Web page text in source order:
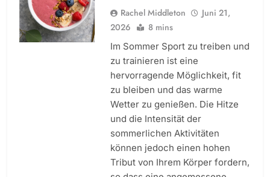
Rachel Middleton
Juni 21,
2026
8 mins
Im Sommer Sport zu treiben und
zu trainieren ist eine
hervorragende Möglichkeit, fit
zu bleiben und das warme
Wetter zu genießen. Die Hitze
und die Intensität der
sommerlichen Aktivitäten
können jedoch einen hohen
Tribut von Ihrem Körper fordern,